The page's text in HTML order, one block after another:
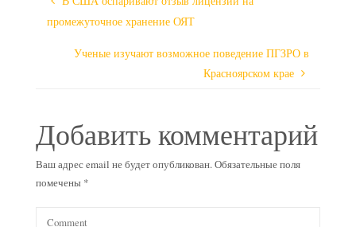
промежуточное хранение ОЯТ
Ученые изучают возможное поведение ПГЗРО в
Красноярском крае
Добавить комментарий
Ваш адрес email не будет опубликован. Обязательные поля
помечены *